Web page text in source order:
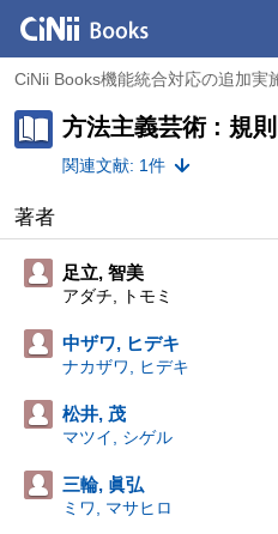
CiNii Books機能統合対応の追加実
方法主義芸術 : 規
関連文献: 1件
著者
足立, 智美
アダチ, トモミ
中ザワ, ヒデキ
ナカザワ, ヒデキ
松井, 茂
マツイ, シゲル
三輪, 眞弘
ミワ, マサヒロ